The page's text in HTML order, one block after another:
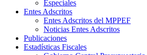
Especiales
Entes Adscritos
Entes Adscritos del MPPEF
Noticias Entes Adscritos
Publicaciones
Estadísticas Fiscales